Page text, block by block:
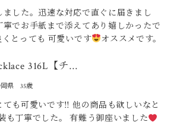
ました。迅速な対応で直ぐに届きまし
寧でお手紙まで添えてあり嬉しかったで
とっても 可愛いです
オススメです。
316L【チ…
県 35歳
も可愛いです‼ 他の商品も欲しいなと
も丁寧でした。 有難う御座いました